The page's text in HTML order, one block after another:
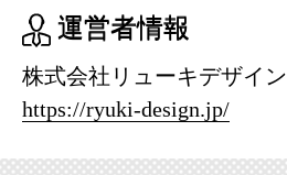
運営者情報
株式会社リューキデザイン
https://ryuki-design.jp/